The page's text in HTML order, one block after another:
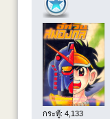
กระทู้: 4,133